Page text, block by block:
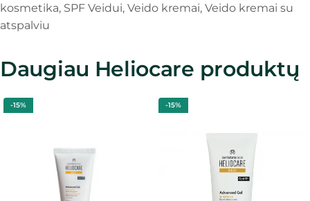
kosmetika, SPF Veidui, Veido kremai, Veido kremai su
atspalviu
Daugiau Heliocare produktų
-15% -15%